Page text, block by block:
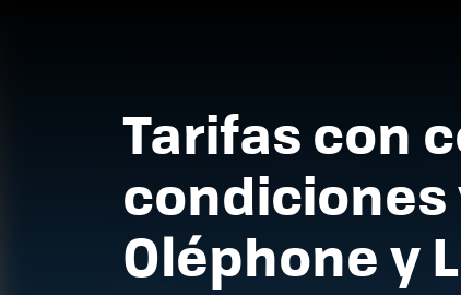
Tarifas con
condiciones
Oléphone y